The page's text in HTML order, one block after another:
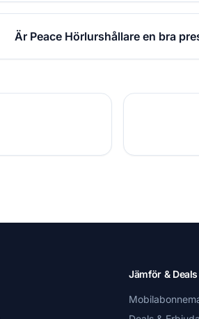
Är Peace Hörlurshållare en bra
Jämför & Deals